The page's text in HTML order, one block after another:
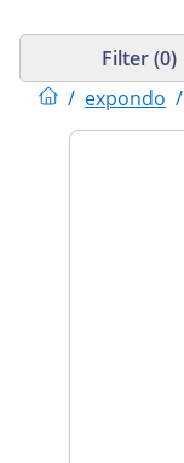
/ expondo /
Filter (0)